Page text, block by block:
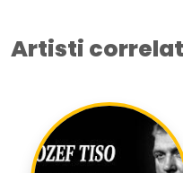
Artisti